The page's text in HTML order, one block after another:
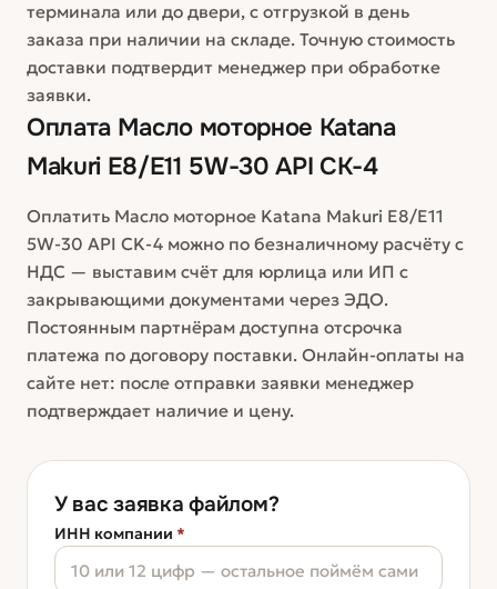
терминала или до двери, с отгрузкой в день
заказа при наличии на складе. Точную стоимость
доставки подтвердит менеджер при обработке
заявки.
Оплата Масло моторное Katana
Makuri E8/E11 5W-30 API CK-4
Оплатить Масло моторное Katana Makuri E8/E11
5W-30 API CK-4 можно по безналичному расчёту с
НДС — выставим счёт для юрлица или ИП с
закрывающими документами через ЭДО.
Постоянным партнёрам доступна отсрочка
платежа по договору поставки. Онлайн-оплаты на
сайте нет: после отправки заявки менеджер
подтверждает наличие и цену.
У вас заявка файлом?
ИНН компании *